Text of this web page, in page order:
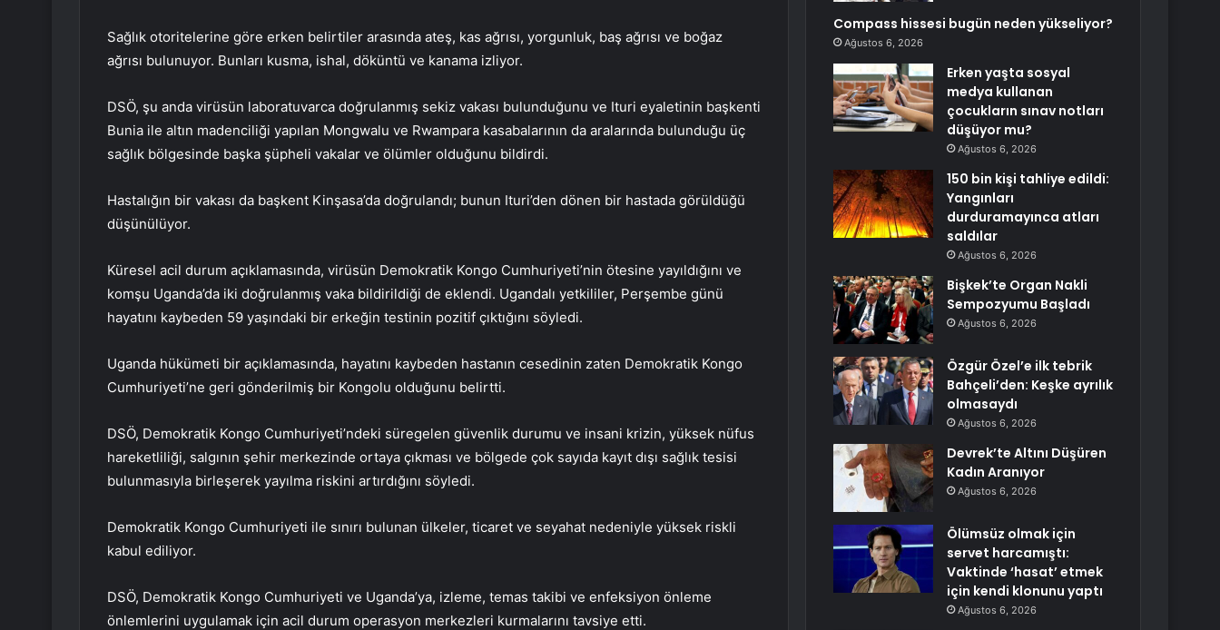
Sağlık otoritelerine göre erken belirtiler arasında ateş, kas ağrısı, yorgunluk, baş ağrısı ve boğaz
ağrısı bulunuyor. Bunları kusma, ishal, döküntü ve kanama izliyor.
DSÖ, şu anda virüsün laboratuvarca doğrulanmış sekiz vakası bulunduğunu ve Ituri eyaletinin başkenti
Bunia ile altın madenciliği yapılan Mongwalu ve Rwampara kasabalarının da aralarında bulunduğu üç
sağlık bölgesinde başka şüpheli vakalar ve ölümler olduğunu bildirdi.
Hastalığın bir vakası da başkent Kinşasa’da doğrulandı; bunun Ituri’den dönen bir hastada görüldüğü
düşünülüyor.
Küresel acil durum açıklamasında, virüsün Demokratik Kongo Cumhuriyeti’nin ötesine yayıldığını ve
komşu Uganda’da iki doğrulanmış vaka bildirildiği de eklendi. Ugandalı yetkililer, Perşembe günü
hayatını kaybeden 59 yaşındaki bir erkeğin testinin pozitif çıktığını söyledi.
Uganda hükümeti bir açıklamasında, hayatını kaybeden hastanın cesedinin zaten Demokratik Kongo
Cumhuriyeti’ne geri gönderilmiş bir Kongolu olduğunu belirtti.
DSÖ, Demokratik Kongo Cumhuriyeti’ndeki süregelen güvenlik durumu ve insani krizin, yüksek nüfus
hareketliliği, salgının şehir merkezinde ortaya çıkması ve bölgede çok sayıda kayıt dışı sağlık tesisi
bulunmasıyla birleşerek yayılma riskini artırdığını söyledi.
Demokratik Kongo Cumhuriyeti ile sınırı bulunan ülkeler, ticaret ve seyahat nedeniyle yüksek riskli
kabul ediliyor.
DSÖ, Demokratik Kongo Cumhuriyeti ve Uganda’ya, izleme, temas takibi ve enfeksiyon önleme
önlemlerini uygulamak için acil durum operasyon merkezleri kurmalarını tavsiye etti.
Compass hissesi bugün neden yükseliyor?
Ağustos 6, 2026
Erken yaşta sosyal
medya kullanan
çocukların sınav notları
düşüyor mu?
Ağustos 6, 2026
150 bin kişi tahliye edildi:
Yangınları
durduramayınca atları
saldılar
Ağustos 6, 2026
Bişkek’te Organ Nakli
Sempozyumu Başladı
Ağustos 6, 2026
Özgür Özel’e ilk tebrik
Bahçeli’den: Keşke ayrılık
olmasaydı
Ağustos 6, 2026
Devrek’te Altını Düşüren
Kadın Aranıyor
Ağustos 6, 2026
Ölümsüz olmak için
servet harcamıştı:
Vaktinde ‘hasat’ etmek
için kendi klonunu yaptı
Ağustos 6, 2026